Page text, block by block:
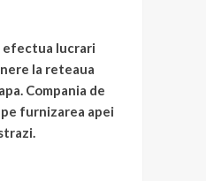
efectua lucrari
la reteaua
Compania de
furnizarea apei